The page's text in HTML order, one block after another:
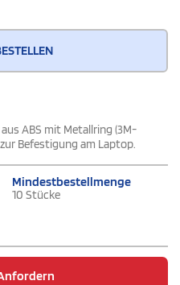
ABS mit Metallring (3M-
Befestigung am Laptop.
Mindestbestellmenge
10 Stücke